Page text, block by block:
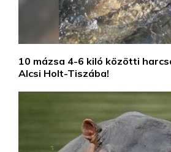
10 mázsa 4-6 kiló közötti
Alcsi Holt-Tiszába!